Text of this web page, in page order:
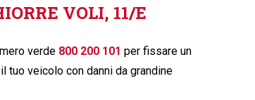
VOLI, 11/E
verde 800 200 101 per fissare un
tuo veicolo con danni da grandine